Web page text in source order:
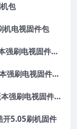
包
机电视固件包
TCL电视V8-S38AT01-LF1V123版本强刷电视固件包下载
TCL电视V8-RT95001-LF1V215版本强刷电视固件包下载
TCL电视V8-0MT5508-LF1V362版本强刷电视固件包下载
开5.05刷机固件